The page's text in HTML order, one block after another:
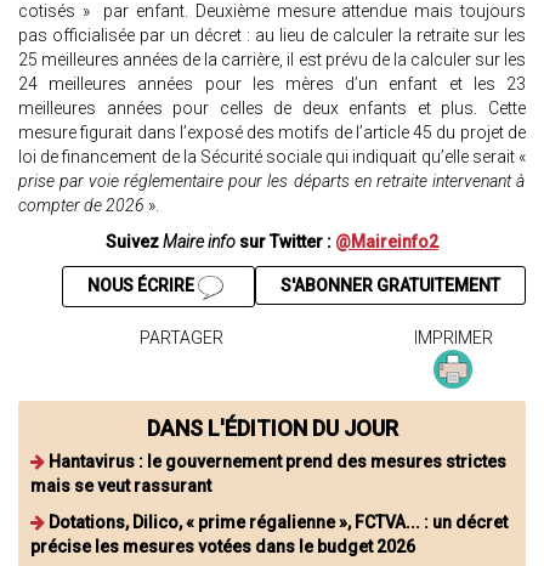
cotisés » par enfant. Deuxième mesure attendue mais toujours
pas officialisée par un décret : au lieu de calculer la retraite sur les
25 meilleures années de la carrière, il est prévu de la calculer sur les
24 meilleures années pour les mères d’un enfant et les 23
meilleures années pour celles de deux enfants et plus. Cette
mesure figurait dans l’exposé des motifs de l’article 45 du projet de
loi de financement de la Sécurité sociale qui indiquait qu’elle serait «
prise par voie réglementaire pour les départs en retraite intervenant à
compter de 2026 ».
SuivezMaire info sur Twitter : @Maireinfo2
S'ABONNER GRATUITEMENT
NOUS ÉCRIRE
PARTAGER IMPRIMER
DANS L'ÉDITION DU JOUR
Hantavirus : le gouvernement prend des mesures strictes
mais se veut rassurant
Dotations, Dilico, « prime régalienne », FCTVA... : un décret
précise les mesures votées dans le budget 2026